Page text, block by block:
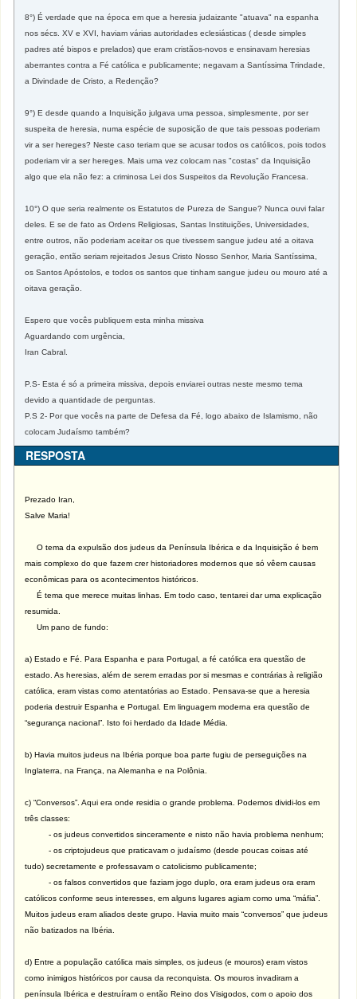
8°) É verdade que na época em que a heresia judaizante "atuava" na espanha
nos sécs. XV e XVI, haviam várias autoridades eclesiásticas ( desde simples
padres até bispos e prelados) que eram cristãos-novos e ensinavam heresias
aberrantes contra a Fé católica e publicamente; negavam a Santíssima Trindade,
a Divindade de Cristo, a Redenção?
9°) E desde quando a Inquisição julgava uma pessoa, simplesmente, por ser
suspeita de heresia, numa espécie de suposição de que tais pessoas poderiam
vir a ser hereges? Neste caso teriam que se acusar todos os católicos, pois todos
poderiam vir a ser hereges. Mais uma vez colocam nas "costas" da Inquisição
algo que ela não fez: a criminosa Lei dos Suspeitos da Revolução Francesa.
10°) O que seria realmente os Estatutos de Pureza de Sangue? Nunca ouvi falar
deles. E se de fato as Ordens Religiosas, Santas Instituições, Universidades,
entre outros, não poderiam aceitar os que tivessem sangue judeu até a oitava
geração, então seriam rejeitados Jesus Cristo Nosso Senhor, Maria Santíssima,
os Santos Apóstolos, e todos os santos que tinham sangue judeu ou mouro até a
oitava geração.
Espero que vocês publiquem esta minha missiva
Aguardando com urgência,
Iran Cabral.
P.S- Esta é só a primeira missiva, depois enviarei outras neste mesmo tema
devido a quantidade de perguntas.
P.S 2- Por que vocês na parte de Defesa da Fé, logo abaixo de Islamismo, não
colocam Judaísmo também?
RESPOSTA
Prezado Iran,
Salve Maria!
O tema da expulsão dos judeus da Península Ibérica e da Inquisição é bem
mais complexo do que fazem crer historiadores modernos que só vêem causas
econômicas para os acontecimentos históricos.
É tema que merece muitas linhas. Em todo caso, tentarei dar uma explicação
resumida.
Um pano de fundo:
a) Estado e Fé. Para Espanha e para Portugal, a fé católica era questão de
estado. As heresias, além de serem erradas por si mesmas e contrárias à religião
católica, eram vistas como atentatórias ao Estado. Pensava-se que a heresia
poderia destruir Espanha e Portugal. Em linguagem moderna era questão de
“segurança nacional”. Isto foi herdado da Idade Média.
b) Havia muitos judeus na Ibéria porque boa parte fugiu de perseguições na
Inglaterra, na França, na Alemanha e na Polônia.
c) “Conversos”. Aqui era onde residia o grande problema. Podemos dividi-los em
três classes:
- os judeus convertidos sinceramente e nisto não havia problema nenhum;
- os criptojudeus que praticavam o judaísmo (desde poucas coisas até
tudo) secretamente e professavam o catolicismo publicamente;
- os falsos convertidos que faziam jogo duplo, ora eram judeus ora eram
católicos conforme seus interesses, em alguns lugares agiam como uma “máfia”.
Muitos judeus eram aliados deste grupo. Havia muito mais “conversos” que judeus
não batizados na Ibéria.
d) Entre a população católica mais simples, os judeus (e mouros) eram vistos
como inimigos históricos por causa da reconquista. Os mouros invadiram a
península Ibérica e destruíram o então Reino dos Visigodos, com o apoio dos